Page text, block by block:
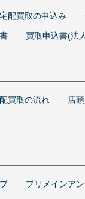
宅配買取の申込み
買取申込書(法
買取の流れ 店
プリメインア